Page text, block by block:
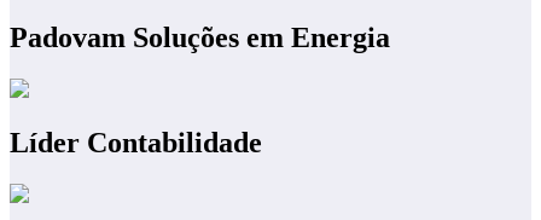
Padovam Soluções em Energia
Líder Contabilidade